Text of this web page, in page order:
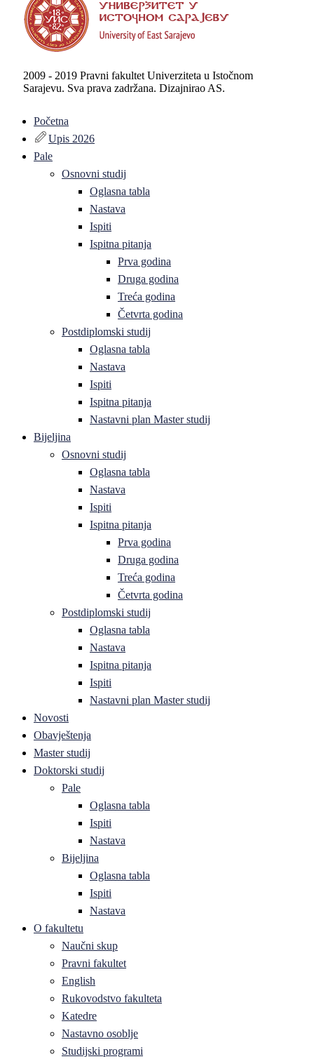
2009 - 2019 Pravni fakultet Univerziteta u Istočnom
Sarajevu. Sva prava zadržana. Dizajnirao AS.
Početna
Upis 2026
Pale
Osnovni studij
Oglasna tabla
Nastava
Ispiti
Ispitna pitanja
Prva godina
Druga godina
Treća godina
Četvrta godina
Postdiplomski studij
Oglasna tabla
Nastava
Ispiti
Ispitna pitanja
Nastavni plan Master studij
Bijeljina
Osnovni studij
Oglasna tabla
Nastava
Ispiti
Ispitna pitanja
Prva godina
Druga godina
Treća godina
Četvrta godina
Postdiplomski studij
Oglasna tabla
Nastava
Ispitna pitanja
Ispiti
Nastavni plan Master studij
Novosti
Obavještenja
Master studij
Doktorski studij
Pale
Oglasna tabla
Ispiti
Nastava
Bijeljina
Oglasna tabla
Ispiti
Nastava
O fakultetu
Naučni skup
Pravni fakultet
English
Rukovodstvo fakulteta
Katedre
Nastavno osoblje
Studijski programi